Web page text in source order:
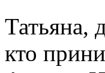
Татьяна,
кто